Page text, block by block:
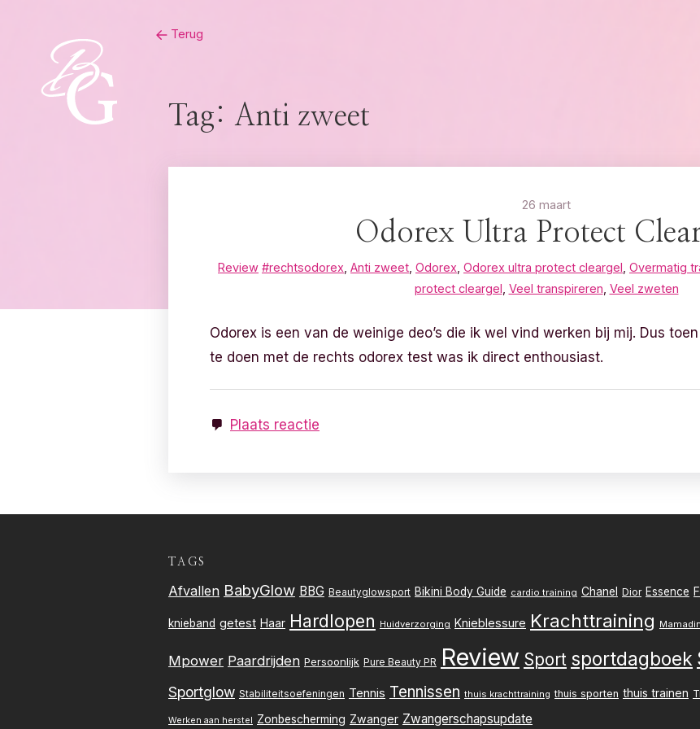
Terug
Tag: Anti zweet
26 maart
Odorex Ultra Protect
Review #rechtsodorex Anti zweet Odorex Odorex ultra protect cleargel Overmatig
protect cleargel Veel transpireren Veel zweten
Odorex is een van de weinige deo’s die ik wel vind werken bij mij. Dus
te doen met de rechts odorex test was ik direct enthousiast.
Plaats reactie
TAGS
Afvallen BabyGlow BBG Beautyglowsport Bikini Body Guide cardio training Chanel Dior Essence
knieband getest Haar Hardlopen Huidverzorging Knieblessure Krachttraining
Mpower Paardrijden Persoonlijk Pure Beauty PR Review Sport sportdagboek
Sportglow Stabiliteitsoefeningen Tennis Tennissen thuis krachttraining thuis sporten thuis trainen
Werken aan herstel Zonbescherming Zwanger Zwangerschapsupdate